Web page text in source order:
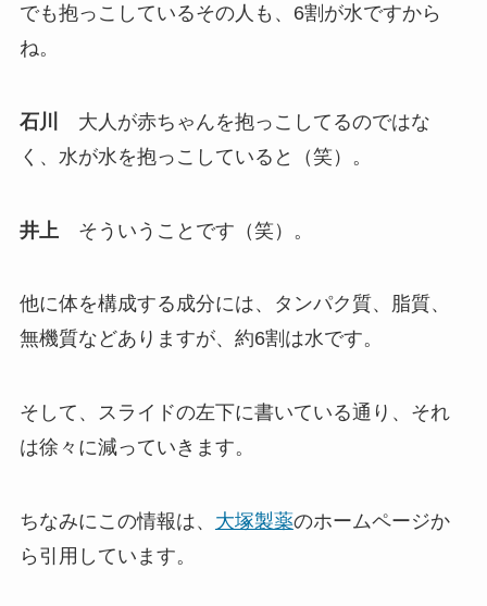
でも抱っこしているその人も、6割が水ですから
ね。
石川
大人が赤ちゃんを抱っこしてるのではな
く、水が水を抱っこしていると（笑）。
井上 そういうことです（笑）。
他に体を構成する成分には、タンパク質、脂質、
無機質などありますが、約6割は水です。
そして、スライドの左下に書いている通り、それ
は徐々に減っていきます。
ちなみにこの情報は、 大塚製薬のホームページか
ら引用しています。